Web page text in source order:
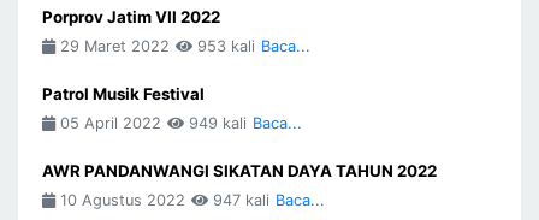
Porprov Jatim VII 2022
29 Maret 2022 953 kali Baca...
Patrol Musik Festival
05 April 2022 949 kali Baca...
AWR PANDANWANGI SIKATAN DAYA TAHUN 2022
10 Agustus 2022 947 kali Baca...